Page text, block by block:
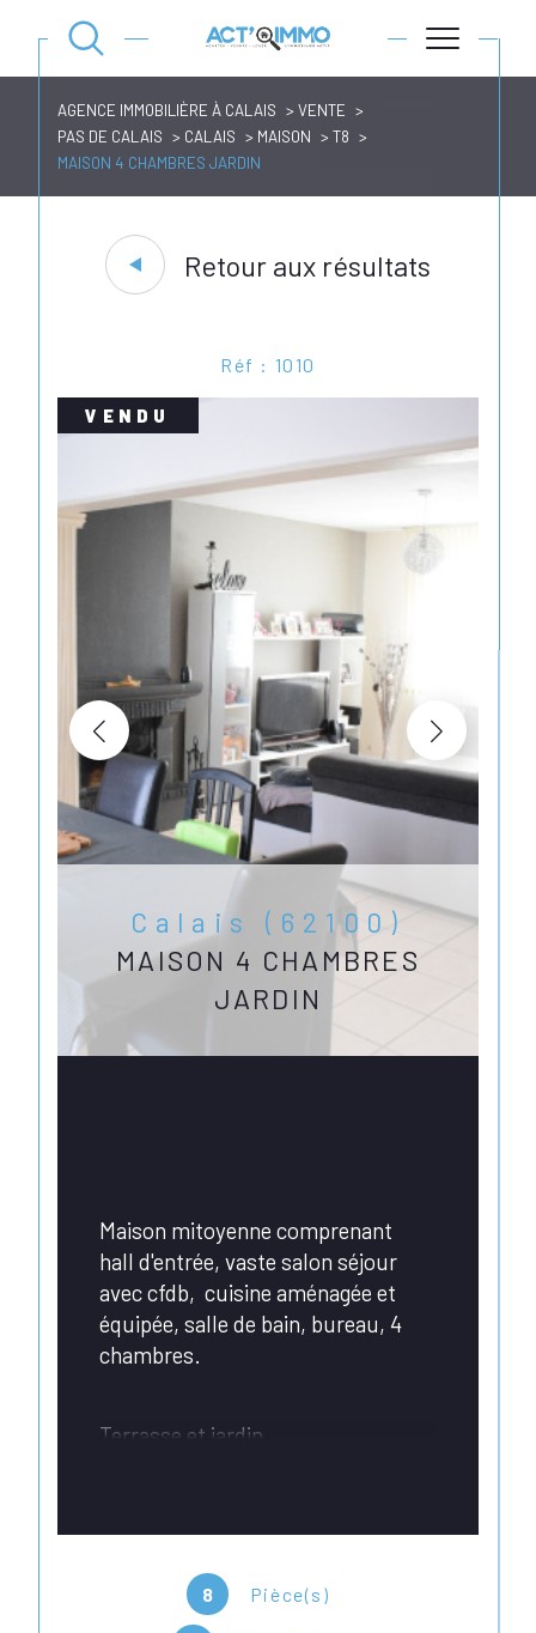
AGENCE IMMOBILIÈRE À CALAIS
VENTE
PAS DE CALAIS
CALAIS MAISON
T8
MAISON 4 CHAMBRES JARDIN
Retour aux résultats
Réf : 1010
VENDU
Calais (62100)
MAISON 4 CHAMBRES
JARDIN
8 Pièce(s)
Maison mitoyenne comprenant
hall d'entrée, vaste salon séjour
avec cfdb,  cuisine aménagée et
équipée, salle de bain, bureau, 4
chambres.
Terrasse et jardin.